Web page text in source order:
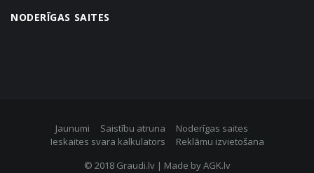
NODERĪGAS SAITES
Jaunumi Saistību atruna
Noderīgas saites
Ieskaites svara kalkulators
Reklāmu izvietošana
© 2018 Graudi.lv | Made byAGK.lv